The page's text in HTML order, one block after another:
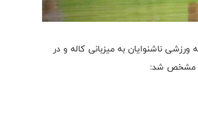
ناشنوایان به میزبانی کاله و در
مشخص شد: